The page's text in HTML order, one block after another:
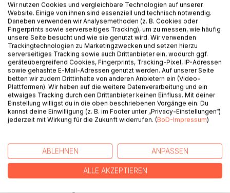
BESCHREIBUNG
Wer bin ich und zu welchem Volk gehöre ich wirklich? Fragt
sich Gwendolyn irgendwann in der Zeit. Jene, die einst
aufgeregt direkt vom Himmel in die Welt geflattert kam; ein
fremdartiges, "vogeliges" Wesen im roten Umhang, das
zunächst Unterschlupf bei den Menschen findet. Gerade
so lange bis sie mit drängenden Fragen im Herzen wagt,
auf Abenteuerreise zu gehen und hierbei fast wie von
selbst in die Anderswelt eindringt. Das Land, das sich die
Reiche der Elemente, in denen es von Kobolden,
Magischem und anderen Geheimnissen nur so wimmelt,
laden sie ein. Kristalle, plötzlich Töne von sich gebend,
sorgen für Aufruhr, bekommen ungeahnte Bedeutung.
Wir nutzen Cookies und vergleichbare Technologien auf unserer
Website. Einige von ihnen sind essenziell und technisch notwendig.
Daneben verwenden wir Analysemethoden (z. B. Cookies oder
Fingerprints sowie serverseitiges Tracking), um zu messen, wie häufig
unsere Seite besucht und wie sie genutzt wird. Wir verwenden
Trackingtechnologien zu Marketingzwecken und setzen hierzu
serverseitiges Tracking sowie auch Drittanbieter ein, wodurch ggf.
geräteübergreifend Cookies, Fingerprints, Tracking-Pixel, IP-Adressen
sowie gehashte E-Mail-Adressen genutzt werden. Auf unserer Seite
betten wir zudem Drittinhalte von anderen Anbietern ein (Video-
Plattformen). Wir haben auf die weitere Datenverarbeitung und ein
etwaiges Tracking durch den Drittanbieter keinen Einfluss. Mit deiner
Einstellung willigst du in die oben beschriebenen Vorgänge ein. Du
kannst deine Einwilligung (z. B. im Footer unter „Privacy-Einstellungen“)
jederzeit mit Wirkung für die Zukunft widerrufen. (BoD-Impressum)
ABLEHNEN ANPASSEN
ALLE AKZEPTIEREN